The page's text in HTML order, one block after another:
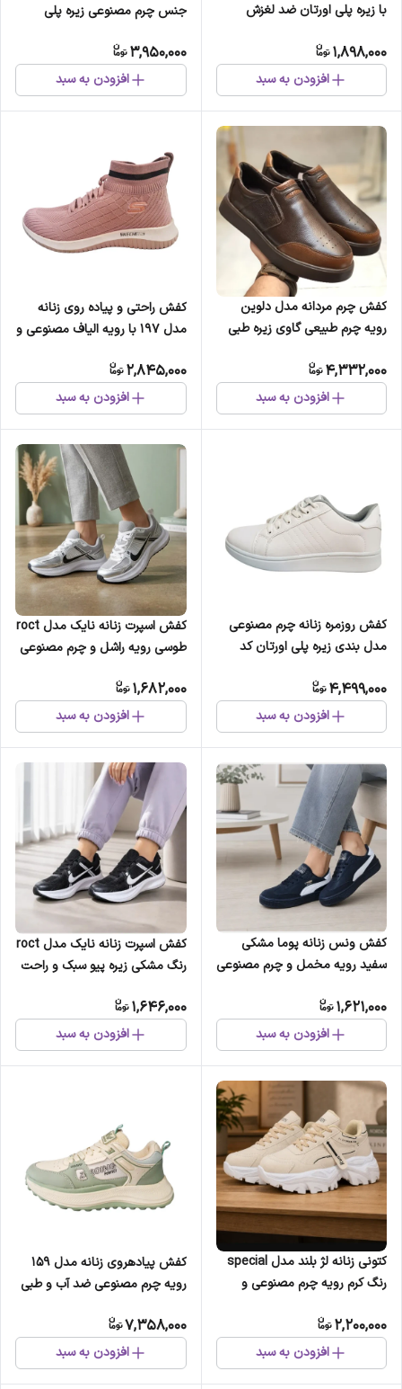
با زیره پلی اورتان ضد لغزش
1,898,000
افزودن به سبد
جنس چرم مصنوعی زیره پلی
3,950,000
افزودن به سبد
کفش چرم مردانه مدل دلوین
رویه چرم طبیعی گاوی زیره طبی
4,332,000
افزودن به سبد
کفش راحتی و پیاده روی زنانه
مدل 197 با رویه الیاف مصنوعی و
2,845,000
افزودن به سبد
کفش روزمره زنانه چرم مصنوعی
مدل بندی زیره پلی اورتان کد
4,499,000
افزودن به سبد
کفش اسپرت زنانه نایک مدل roct
طوسی رویه راشل و چرم مصنوعی
1,682,000
افزودن به سبد
کفش ونس زنانه پوما مشکی
سفید رویه مخمل و چرم مصنوعی
1,621,000
افزودن به سبد
کفش اسپرت زنانه نایک مدل roct
رنگ مشکی زیره پیو سبک و راحت
1,646,000
افزودن به سبد
کتونی زنانه لژ بلند مدل special
رنگ کرم رویه چرم مصنوعی و
2,200,000
افزودن به سبد
کفش پیادهروی زنانه مدل 159
رویه چرم مصنوعی ضد آب و طبی
7,358,000
افزودن به سبد